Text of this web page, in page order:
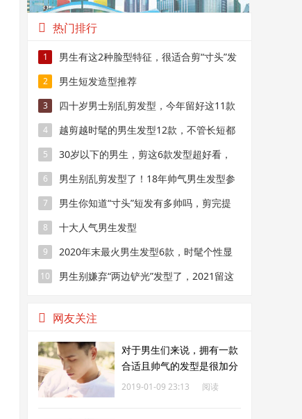
热门排行
1
男生有这2种脸型特征，很适合剪“寸头”发
型，阳光又帅气
2 男生短发造型推荐
3
四十岁男士别乱剪发型，今年留好这11款
造型，成熟帅气不显老
4
越剪越时髦的男生发型12款，不管长短都
帅气，干净显精神
5
30岁以下的男生，剪这6款发型超好看，
阳光又帅气
6
男生别乱剪发型了！18年帅气男生发型参
考
7
男生你知道“寸头”短发有多帅吗，剪完提
升颜值
8 十大人气男生发型
9
2020年末最火男生发型6款，时髦个性显
帅气，狼尾头值得尝试
10
男生别嫌弃“两边铲光”发型了，2021留这
网友关注
对于男生们来说，拥有一款
合适且帅气的发型是很加分
的事！
2019-01-09 23:13
阅读